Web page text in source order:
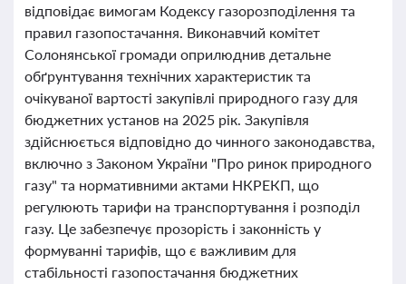
відповідає вимогам Кодексу газорозподілення та
правил газопостачання. Виконавчий комітет
Солонянської громади оприлюднив детальне
обґрунтування технічних характеристик та
очікуваної вартості закупівлі природного газу для
бюджетних установ на 2025 рік. Закупівля
здійснюється відповідно до чинного законодавства,
включно з Законом України "Про ринок природного
газу" та нормативними актами НКРЕКП, що
регулюють тарифи на транспортування і розподіл
газу. Це забезпечує прозорість і законність у
формуванні тарифів, що є важливим для
стабільності газопостачання бюджетних